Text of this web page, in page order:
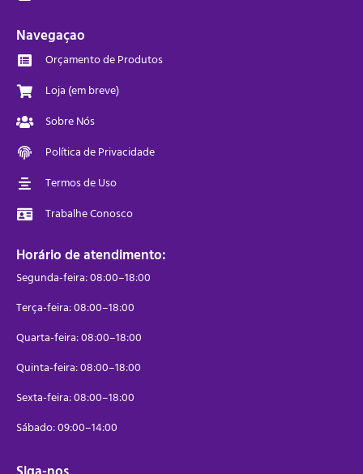
Navegaçao
Orçamento de Produtos
Loja (em breve)
Sobre Nós
Política de Privacidade
Termos de Uso
Trabalhe Conosco
Horário de atendimento:
Segunda-feira: 08:00–18:00
Terça-feira: 08:00–18:00
Quarta-feira: 08:00–18:00
Quinta-feira: 08:00–18:00
Sexta-feira: 08:00–18:00
Sábado: 09:00–14:00